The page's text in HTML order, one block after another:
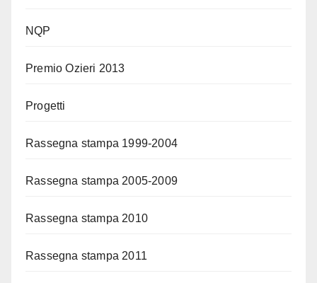
NQP
Premio Ozieri 2013
Progetti
Rassegna stampa 1999-2004
Rassegna stampa 2005-2009
Rassegna stampa 2010
Rassegna stampa 2011